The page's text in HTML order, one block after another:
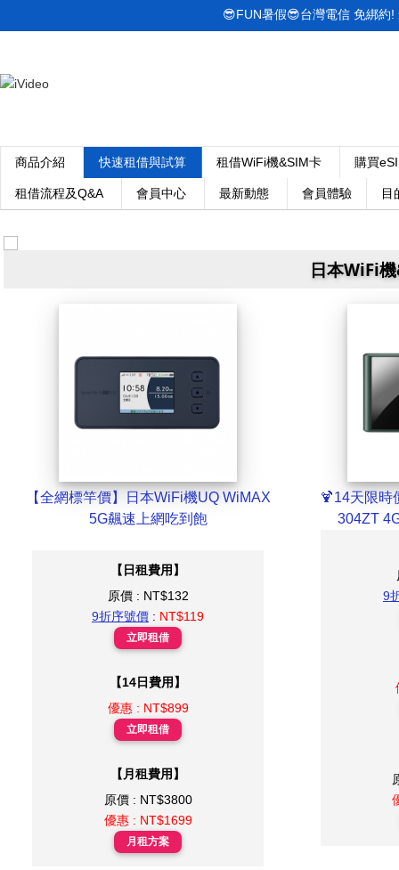
商品介紹 快速租借與試算 租借WiFi機&SIM卡 購買
租借流程及Q&A 會員中心 最新動態 會員體驗 目
😎FUN暑假😎台灣電信 免綁約
日本WiFi
【全網標竿價】日本WiFi機UQ WiMAX
5G飆速上網吃到飽
【日租費用】
原價 : NT$132
9折序號價 : NT$119
立即租借
【14日費用】
優惠 : NT$899
立即租借
【月租費用】
原價 : NT$3800
優惠 : NT$1699
月租方案
🍹14天限時
304ZT
9